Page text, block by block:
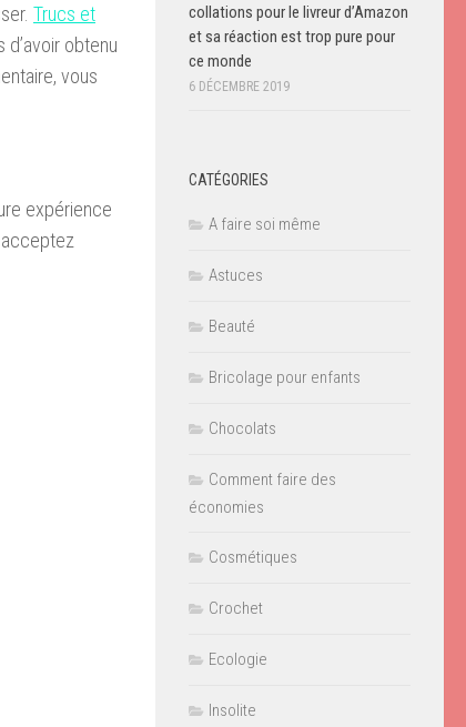
Trucs et
obtenu
vous
expérience
collations pour le livreur d’Amazon
et sa réaction est trop pure pour
ce monde
6 DÉCEMBRE 2019
CATÉGORIES
A faire soi même
Astuces
Beauté
Bricolage pour enfants
Chocolats
Comment faire des
économies
Cosmétiques
Crochet
Ecologie
Insolite